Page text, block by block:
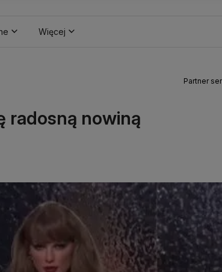
Więcej
Partner
radosną nowiną